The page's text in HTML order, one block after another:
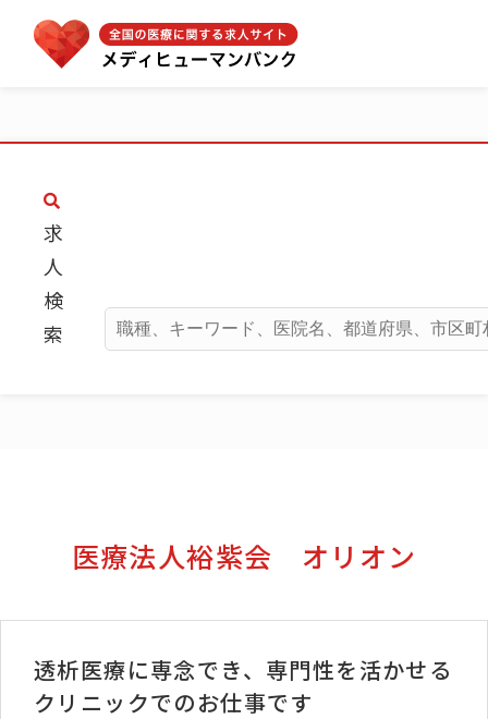
求
人
検
索
医療法人裕紫会 オリオン
透析医療に専念でき、専門性を活かせる
クリニックでのお仕事です